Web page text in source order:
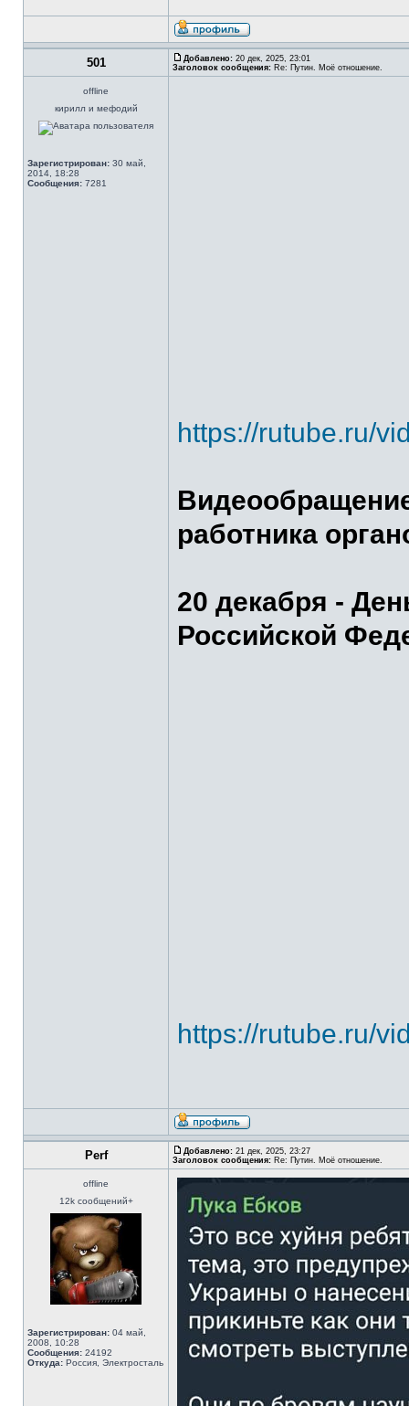
501 Добавлено: 20 дек, 2025, 23:01
Заголовок сообщения: Re: Путин. Моё отношение.
offline
кирилл и мефодий
Зарегистрирован: 30 май,
2014, 18:28
Сообщения: 7281
https://rutube.ru/
работника
20 декабря -
Российской
https://rutube.ru/
Perf Добавлено: 21 дек, 2025, 23:27
Заголовок сообщения: Re: Путин. Моё отношение.
offline
12k сообщений+
Зарегистрирован: 04 май,
2008, 10:28
Сообщения: 24192
Откуда: Россия, Электросталь